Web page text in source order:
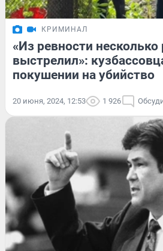
КРИМИНАЛ
«Из ревности несколько
выстрелил»:
покушении на убийство
20 июня, 2024, 12:53 1 926